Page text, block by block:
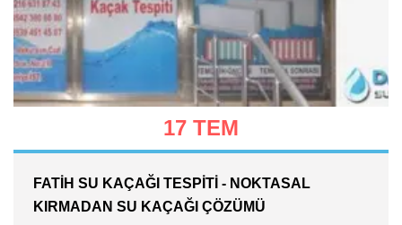
17 TEM
FATIH SU KAÇAĞI TESPITI - NOKTASAL
KIRMADAN SU KAÇAĞI ÇÖZÜMÜ